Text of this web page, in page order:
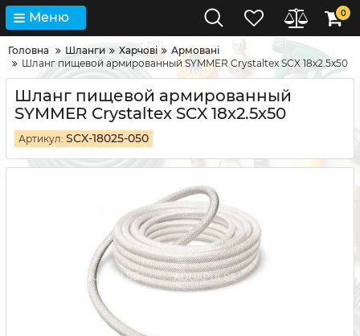
Меню 0
Головна Шланги Харчові
Армовані
Шланг пищевой армированный SYMMER Crystaltex SCX 18x2.5x50
Шланг пищевой армированный
SYMMER Crystaltex SCX 18x2.5x50
Артикул: SCX-18025-050